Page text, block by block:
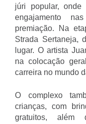
júri popular,
engajamento
premiação. Na
Strada Sertaneja,
lugar. O artista
na colocação
carreira no mundo
O complexo
crianças, com
gratuitos,